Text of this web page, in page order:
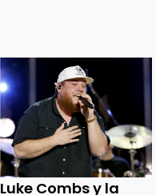
Luke Combs y la